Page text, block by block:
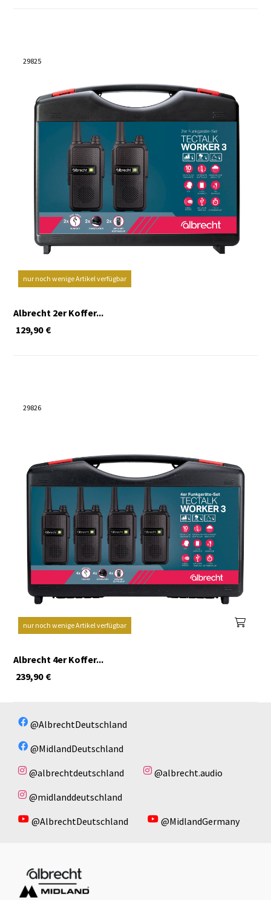
29825
nur noch wenige Artikel verfügbar
Albrecht 2er Koffer...
€
129,90
29826
nur noch wenige Artikel verfügbar
Albrecht 4er Koffer...
€
239,90
@AlbrechtDeutschland
@MidlandDeutschland
@albrechtdeutschland
@albrecht.audio
@midlanddeutschland
@AlbrechtDeutschland
@MidlandGermany